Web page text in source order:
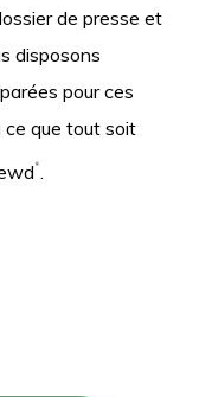
de presse et
disposons
pour ces
que tout soit
®